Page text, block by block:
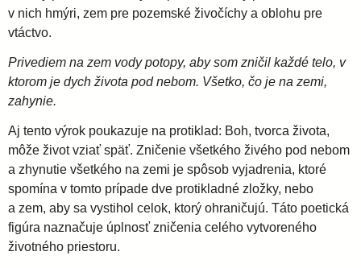
v nich hmýri, zem pre pozemské živočíchy a oblohu pre
vtáctvo.
Privediem na zem vody potopy, aby som zničil každé telo, v
ktorom je dych života pod nebom. Všetko, čo je na zemi,
zahynie.
Aj tento výrok poukazuje na protiklad: Boh, tvorca života,
môže život vziať späť. Zničenie všetkého živého pod nebom
a zhynutie všetkého na zemi je spôsob vyjadrenia, ktoré
spomína v tomto prípade dve protikladné zložky, nebo
a zem, aby sa vystihol celok, ktorý ohraničujú. Táto poetická
figúra naznačuje úplnosť zničenia celého vytvoreného
životného priestoru.